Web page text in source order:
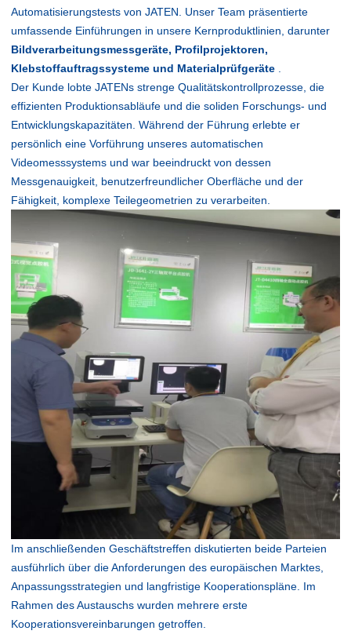
Automatisierungstests von JATEN. Unser Team präsentierte
umfassende Einführungen in unsere Kernproduktlinien, darunter
Bildverarbeitungsmessgeräte, Profilprojektoren,
Klebstoffauftragssysteme und Materialprüfgeräte
Der Kunde lobte JATENs strenge Qualitätskontrollprozesse, die
effizienten Produktionsabläufe und die soliden Forschungs- und
Entwicklungskapazitäten. Während der Führung erlebte er
persönlich eine Vorführung unseres automatischen
Videomesssystems und war beeindruckt von dessen
Messgenauigkeit, benutzerfreundlicher Oberfläche und der
Fähigkeit, komplexe Teilegeometrien zu verarbeiten.
Im anschließenden Geschäftstreffen diskutierten beide Parteien
ausführlich über die Anforderungen des europäischen Marktes,
Anpassungsstrategien und langfristige Kooperationspläne. Im
Rahmen des Austauschs wurden mehrere erste
Kooperationsvereinbarungen getroffen.